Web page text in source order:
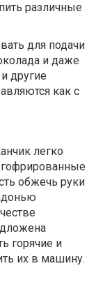
различные
для подачи
и даже
другие
как с
легко
обжечь руки
горячие и
их в машину.